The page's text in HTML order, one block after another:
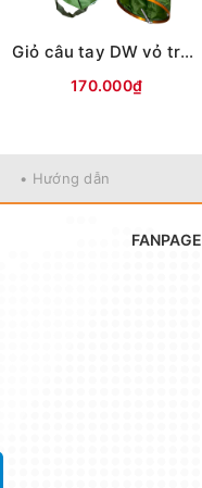
Giỏ câu tay DW vỏ tròn đen vành vàng #33-1m7
170.000₫
• Hướng dẫn
FANPAGE